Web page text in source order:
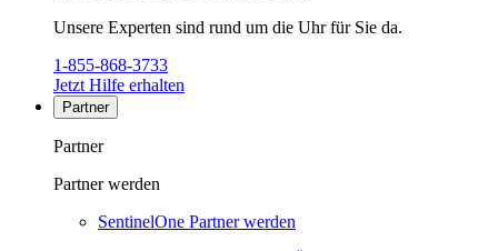
Unsere Experten sind rund um die Uhr für Sie da.
1-855-868-3733
Jetzt Hilfe erhalten
Partner
Partner
Partner werden
SentinelOne Partner werden